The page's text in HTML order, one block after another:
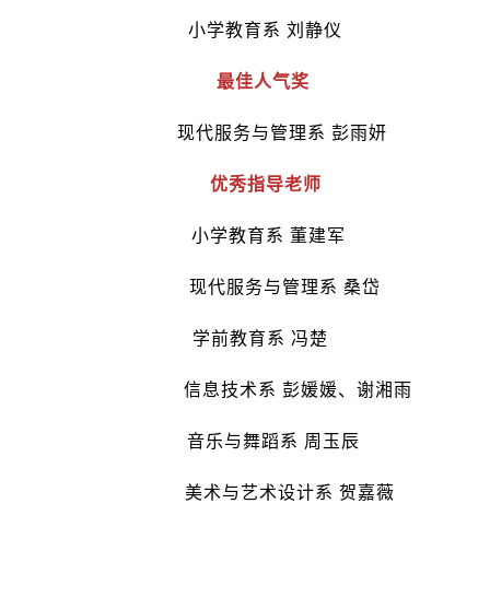
小学教育系 刘静仪
最佳人气奖
现代服务与管理系 彭雨妍
优秀指导老师
小学教育系 董建军
现代服务与管理系 桑岱
学前教育系 冯楚
信息技术系 彭媛媛、谢湘雨
音乐与舞蹈系 周玉辰
美术与艺术设计系 贺嘉薇